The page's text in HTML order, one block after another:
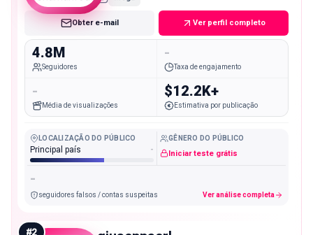
Obter e-mail Ver perfil completo
4.8M
Seguidores
-
Taxa de engajamento
-
Média de visualizações
$12.2K+
Estimativa por publicação
LOCALIZAÇÃO DO PÚBLICO
Principal país -
GÊNERO DO PÚBLICO
Iniciar teste grátis
-
seguidores falsos / contas suspeitas Ver análise completa
#2